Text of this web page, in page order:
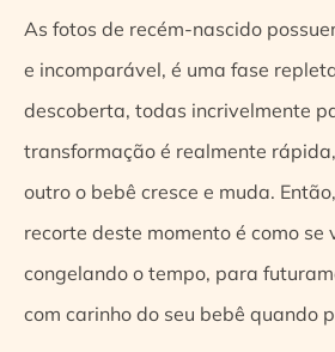
As fotos de recém-nascido
e incomparável, é uma fase
descoberta, todas incrivelmente
transformação é realmente
outro o bebê cresce e muda.
recorte deste momento é como se
congelando o tempo, para
com carinho do seu bebê quando